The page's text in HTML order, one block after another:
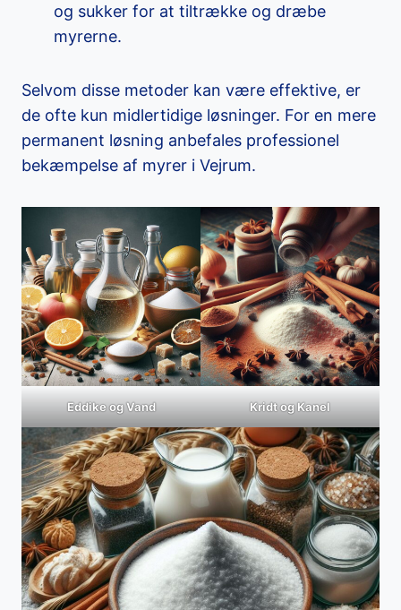
og sukker for at tiltrække og dræbe
myrerne.
Selvom disse metoder kan være effektive, er
de ofte kun midlertidige løsninger. For en mere
permanent løsning anbefales professionel
bekæmpelse af myrer i Vejrum.
Eddike og Vand Kridt og Kanel